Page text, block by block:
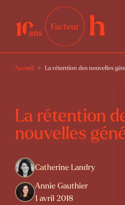
Accueil La rétention des nouvelles
La rétention
nouvelles
Catherine Landry
Annie Gauthier
1 avril 2018